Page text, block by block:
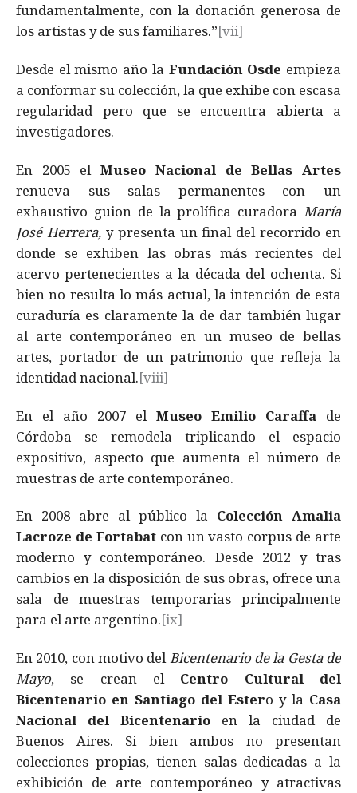
fundamentalmente, con la donación generosa de
los artistas y de sus familiares.”[vii]
Desde el mismo año la Fundación Osde empieza
a conformar su colección, la que exhibe con escasa
regularidad pero que se encuentra abierta a
investigadores.
En 2005 elMuseo Nacional de Bellas Artes
renueva sus salas permanentes con un
exhaustivo guion de la prolífica curadora María
José Herrera,y presenta un final del recorrido en
donde se exhiben las obras más recientes del
acervo pertenecientes a la década del ochenta. Si
bien no resulta lo más actual, la intención de esta
curaduría es claramente la de dar también lugar
al arte contemporáneo en un museo de bellas
artes, portador de un patrimonio que refleja la
identidad nacional.[viii]
En el año 2007 el Museo Emilio Caraffa de
Córdoba se remodela triplicando el espacio
expositivo, aspecto que aumenta el número de
muestras de arte contemporáneo.
En 2008 abre al público la Colección Amalia
Lacroze de Fortabatcon un vasto corpus de arte
moderno y contemporáneo. Desde 2012 y tras
cambios en la disposición de sus obras, ofrece una
sala de muestras temporarias principalmente
para el arte argentino.[ix]
En 2010, con motivo delBicentenario de la Gesta de
Mayo, se crean el Centro Cultural del
Bicentenario en Santiago del Estero y la Casa
Nacional del Bicentenario en la ciudad de
Buenos Aires. Si bien ambos no presentan
colecciones propias, tienen salas dedicadas a la
exhibición de arte contemporáneo y atractivas